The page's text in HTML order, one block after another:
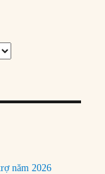
năm 2026